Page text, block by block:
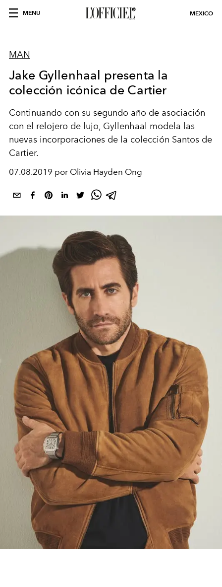
MENU MEXICO
MAN
Jake Gyllenhaal presenta la
colección icónica de Cartier
Continuando con su segundo año de asociación
con el relojero de lujo, Gyllenhaal modela las
nuevas incorporaciones de la colección Santos de
Cartier.
07.08.2019 por Olivia Hayden Ong